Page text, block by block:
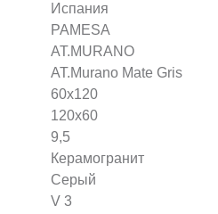
Испания
PAMESA
AT.MURANO
AT.Murano Mate Gris
60x120
120x60
9,5
Керамогранит
Серый
V 3